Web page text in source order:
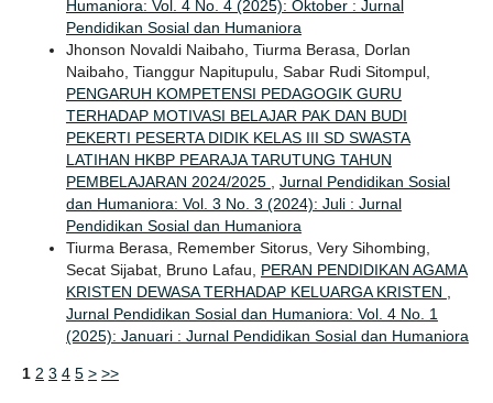
Humaniora: Vol. 4 No. 4 (2025): Oktober : Jurnal
Pendidikan Sosial dan Humaniora
Jhonson Novaldi Naibaho, Tiurma Berasa, Dorlan
Naibaho, Tianggur Napitupulu, Sabar Rudi Sitompul,
PENGARUH KOMPETENSI PEDAGOGIK GURU
TERHADAP MOTIVASI BELAJAR PAK DAN BUDI
PEKERTI PESERTA DIDIK KELAS III SD SWASTA
LATIHAN HKBP PEARAJA TARUTUNG TAHUN
PEMBELAJARAN 2024/2025
Jurnal Pendidikan Sosial
dan Humaniora: Vol. 3 No. 3 (2024): Juli : Jurnal
Pendidikan Sosial dan Humaniora
Tiurma Berasa, Remember Sitorus, Very Sihombing,
Secat Sijabat, Bruno Lafau, PERAN PENDIDIKAN AGAMA
KRISTEN DEWASA TERHADAP KELUARGA KRISTEN
Jurnal Pendidikan Sosial dan Humaniora: Vol. 4 No. 1
(2025): Januari : Jurnal Pendidikan Sosial dan Humaniora
1 2 3 4 5 > >>